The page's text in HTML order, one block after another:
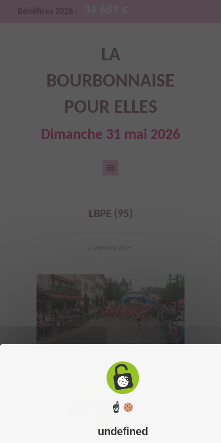
Bénéfices 2026 :
LA
BOURBONNAISE
POUR ELLES
Dimanche 31 mai 2026
LBPE (95)
☝
undefined